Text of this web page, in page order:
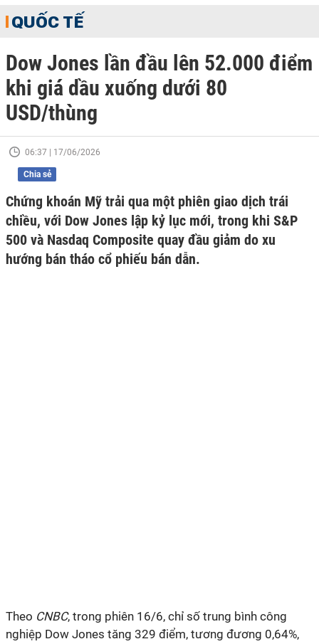
QUỐC TẾ
Dow Jones lần đầu lên 52.000 điểm
khi giá dầu xuống dưới 80
USD/thùng
06:37 | 17/06/2026
Chia sẻ
Chứng khoán Mỹ trải qua một phiên giao dịch trái
chiều, với Dow Jones lập kỷ lục mới, trong khi S&P
500 và Nasdaq Composite quay đầu giảm do xu
hướng bán tháo cổ phiếu bán dẫn.
Theo CNBC, trong phiên 16/6, chỉ số trung bình công
nghiệp Dow Jones tăng 329 điểm, tương đương 0,64%,